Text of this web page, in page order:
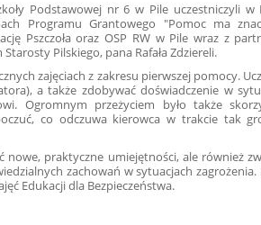
Podstawowej nr 6 w Pile uczestniczyli w
Programu Grantowego "Pomoc ma
Pszczoła oraz OSP RW w Pile wraz z
Pilskiego, pana Rafała Zdziereli.
zajęciach z zakresu pierwszej pomocy.
a także zdobywać doświadczenie w
Ogromnym przeżyciem było także
co odczuwa kierowca w trakcie tak
praktyczne umiejętności, ale również
zachowań w sytuacjach zagrożenia.
Edukacji dla Bezpieczeństwa.